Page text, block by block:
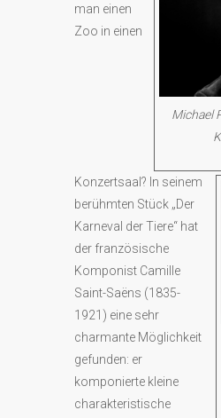
Michael
man einen
Zoo in einen
Konzertsaal? In seinem
berühmten Stück „Der
Karneval der Tiere“ hat
der französische
Komponist Camille
Saint-Saëns (1835-
1921) eine sehr
charmante Möglichkeit
gefunden: er
komponierte kleine
charakteristische